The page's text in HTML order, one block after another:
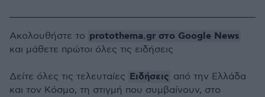
Ακολουθήστε το protothema.gr στο Google News
και μάθετε πρώτοι όλες τις ειδήσεις
Δείτε όλες τις τελευταίες Ειδήσεις από την Ελλάδα
και τον Κόσμο, τη στιγμή που συμβαίνουν, στο